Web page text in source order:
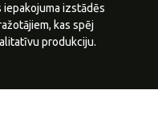
izstādēs
kas spēj
produkciju.